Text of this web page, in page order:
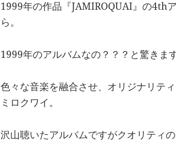
1999年の作品『JAMIROQUAI』の4th
ら。
1999年のアルバムなの？？？と驚きま
色々な音楽を融合させ、オリジナリテ
ミロクワイ。
沢山聴いたアルバムですがクオリティ